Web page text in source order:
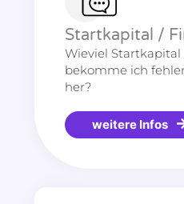
Startkapital /
Wieviel
bekomme ich
her?
weitere Infos